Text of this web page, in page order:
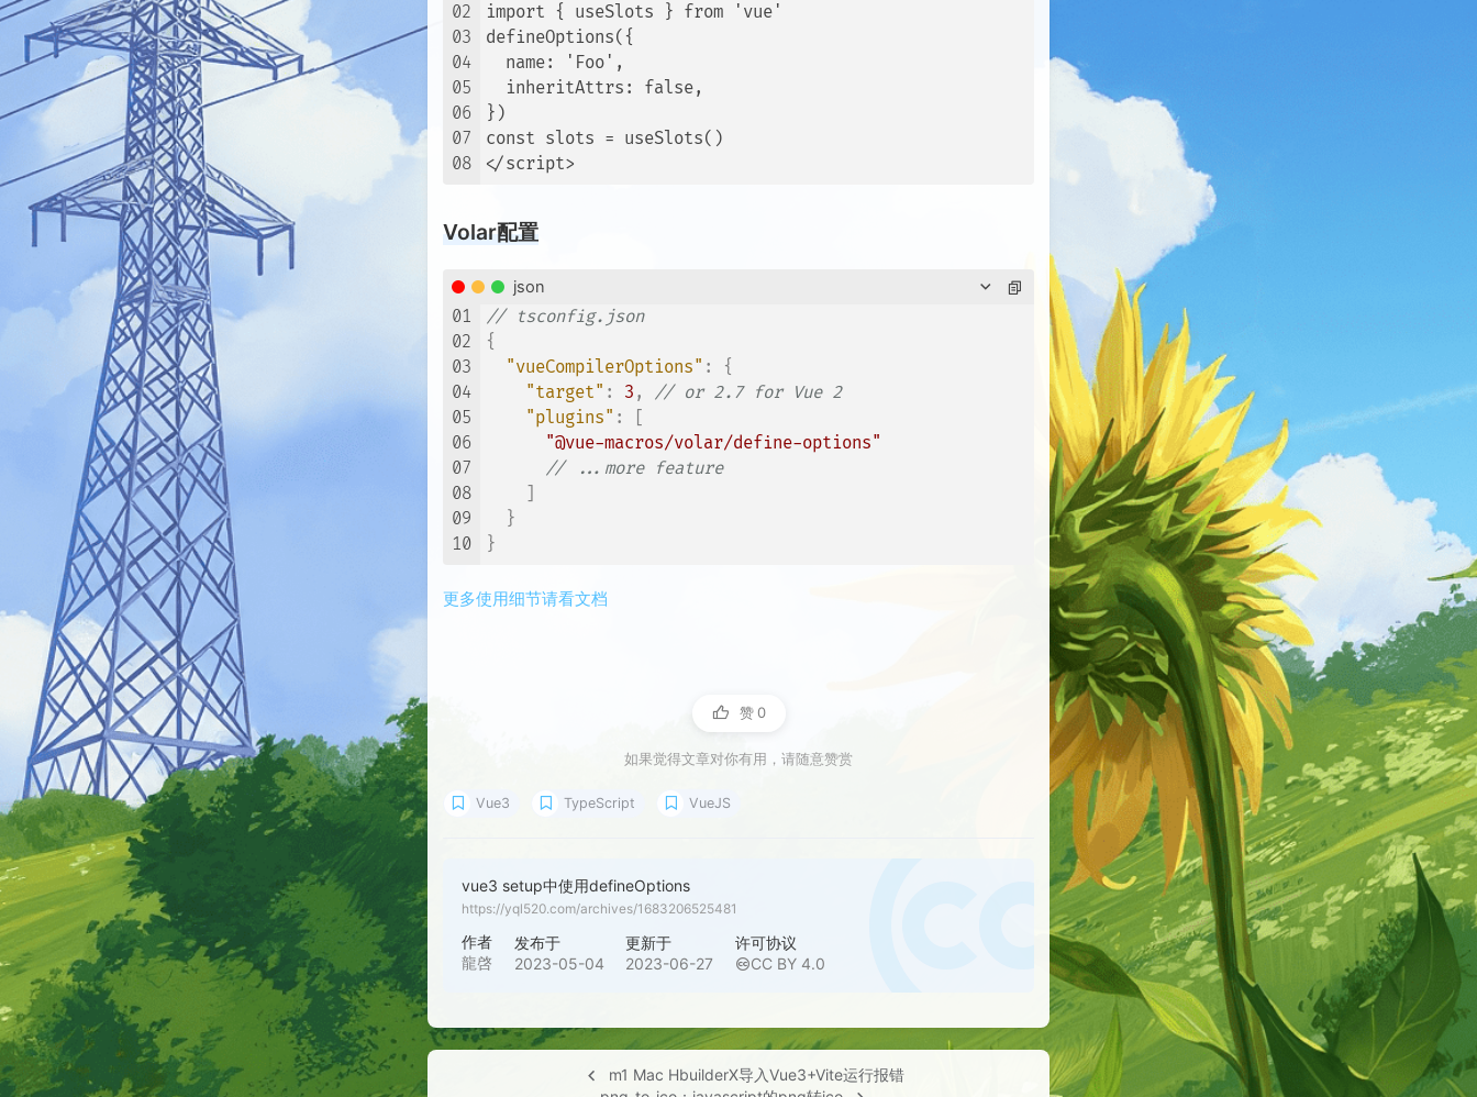
02
03
04
05
06
07
08
import { useSlots } from 'vue'
defineOptions({
  name: 'Foo',
  inheritAttrs: false,
})
const slots = useSlots()
Volar配置
json
01
02
03
04
05
06
07
08
09
10
// tsconfig.json
{
"vueCompilerOptions" :
{
"target" : 3 ,
// or 2.7 for Vue 2
"plugins" :
"@vue-macros/volar/define-options"
// ...more feature
}
}
更多使用细节请看文档
赞 0
如果觉得文章对你有用，请随意赞赏
Vue3 TypeScript VueJS
vue3 setup中使用defineOptions
https://yql520.com/archives/1683206525481
作者
龍啓
发布于
2023-05-04
更新于
2023-06-27
许可协议
CC BY 4.0
m1 Mac HbuilderX导入Vue3+Vite运行报错